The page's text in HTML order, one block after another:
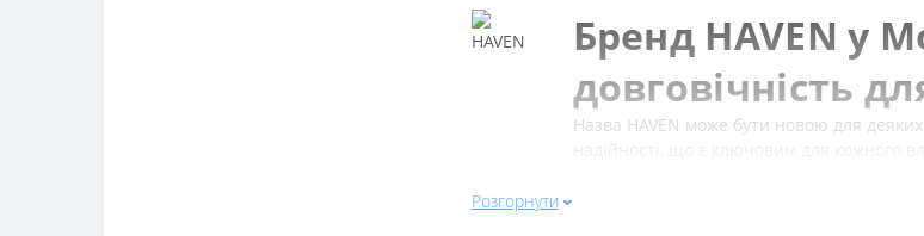
Бренд HAVEN у
довговічність
Назва HAVEN може бути новою для
розроблений для задоволення найвищих
Розгорнути